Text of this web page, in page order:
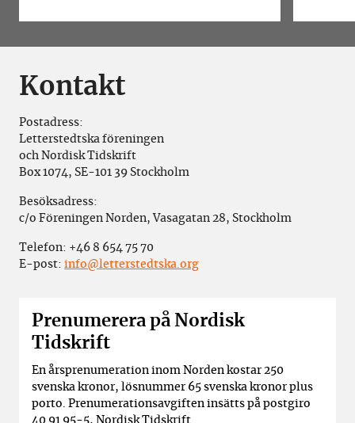
Kontakt
Postadress:
Letterstedtska föreningen
och Nordisk Tidskrift
Box 1074, SE-101 39 Stockholm
Besöksadress:
c/o Föreningen Norden, Vasagatan 28, Stockholm
Telefon: +46 8 654 75 70
E-post: info@letterstedtska.org
Prenumerera på Nordisk
Tidskrift
En årsprenumeration inom Norden kostar 250
svenska kronor, lösnummer 65 svenska kronor plus
porto. Prenumerationsavgiften insätts på postgiro
40 91 95-5, Nordisk Tidskrift.